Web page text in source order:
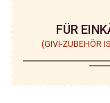
FÜR
(GIVI-ZUBEHÖR